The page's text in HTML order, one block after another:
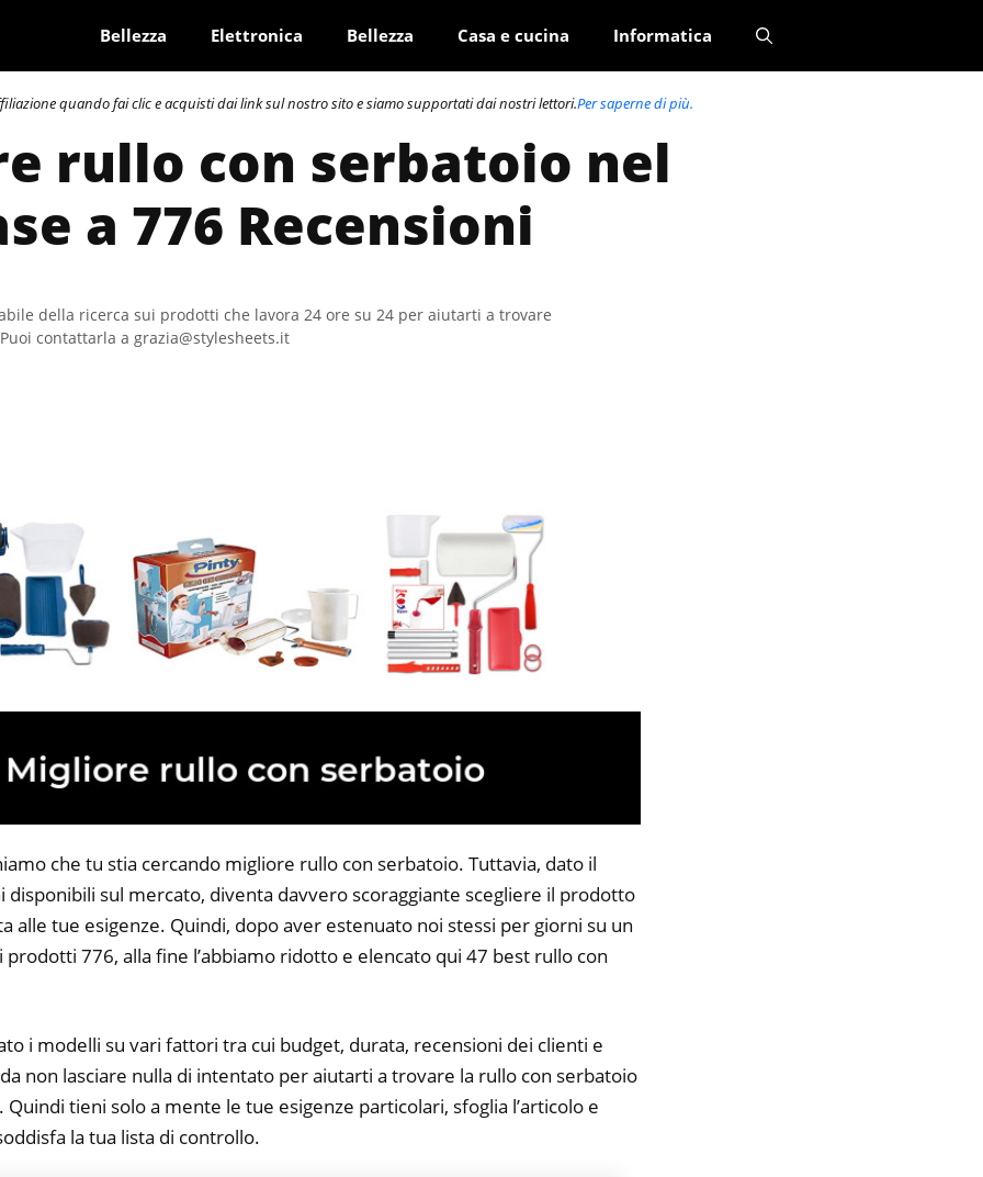
Bellezza Elettronica Bellezza Casa e cucina Informatica
quando fai clic e acquisti dai link sul nostro sito e siamo supportati dai nostri lettori.Per saperne di più.
rullo con serbatoio nel
a 776 Recensioni
della ricerca sui prodotti che lavora 24 ore su 24 per aiutarti a trovare
contattarla a grazia@stylesheets.it
che tu stia cercando migliore rullo con serbatoio. Tuttavia, dato il
disponibili sul mercato, diventa davvero scoraggiante scegliere il prodotto
alle tue esigenze. Quindi, dopo aver estenuato noi stessi per giorni su un
776, alla fine l’abbiamo ridotto e elencato qui 47 best rullo con
i modelli su vari fattori tra cui budget, durata, recensioni dei clienti e
non lasciare nulla di intentato per aiutarti a trovare la rullo con serbatoio
Quindi tieni solo a mente le tue esigenze particolari, sfoglia l’articolo e
la tua lista di controllo.